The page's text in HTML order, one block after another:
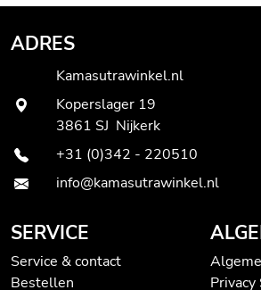
ADRES
Kamasutrawinkel.nl
Koperslager 19
3861 SJ Nijkerk
+31 (0)342 - 220510
info@kamasutrawinkel.nl
SERVICE
Service & contact
Bestellen